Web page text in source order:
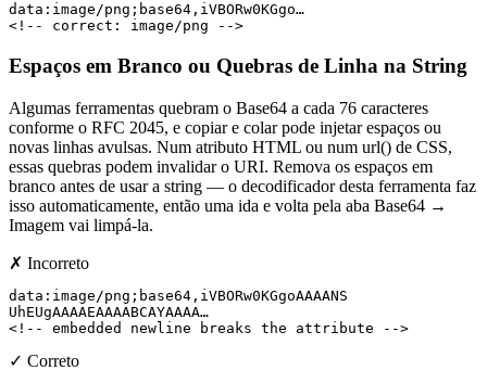
data:image/png;base64,iVBORw0KGgo…
<!-- correct: image/png -->
Espaços em Branco ou Quebras de Linha na String
Algumas ferramentas quebram o Base64 a cada 76 caracteres
conforme o RFC 2045, e copiar e colar pode injetar espaços ou
novas linhas avulsas. Num atributo HTML ou num url() de CSS,
essas quebras podem invalidar o URI. Remova os espaços em
branco antes de usar a string — o decodificador desta ferramenta faz
isso automaticamente, então uma ida e volta pela aba Base64 →
Imagem vai limpá-la.
✗ Incorreto
data:image/png;base64,iVBORw0KGgoAAAANS
UhEUgAAAAEAAAABCAYAAAA…
<!-- embedded newline breaks the attribute -->
✓ Correto